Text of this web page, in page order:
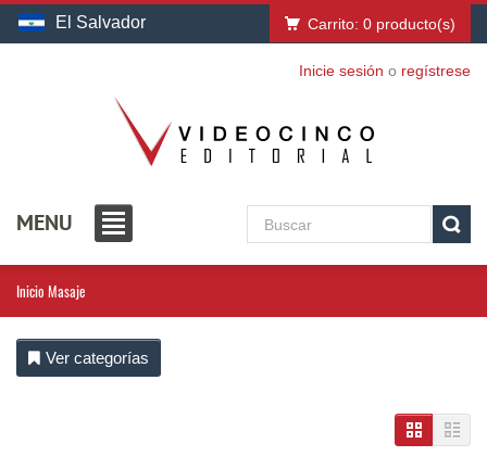
El Salvador Carrito: 0 producto(s)
Inicie sesión o regístrese
MENU
Inicio Masaje
Ver categorías